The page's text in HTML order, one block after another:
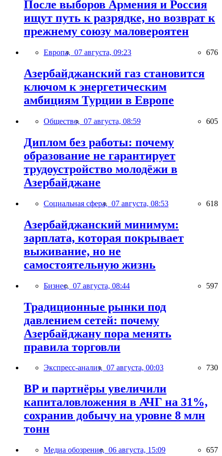
После выборов Армения и Россия
ищут путь к разрядке, но возврат к
прежнему союзу маловероятен
Европа, 07 августа, 09:23 676
Азербайджанский газ становится
ключом к энергетическим
амбициям Турции в Европе
Общество, 07 августа, 08:59 605
Диплом без работы: почему
образование не гарантирует
трудоустройство молодёжи в
Азербайджане
Социальная сфера, 07 августа, 08:53 618
Азербайджанский минимум:
зарплата, которая покрывает
выживание, но не
самостоятельную жизнь
Бизнес, 07 августа, 08:44 597
Традиционные рынки под
давлением сетей: почему
Азербайджану пора менять
правила торговли
Экспресс-анализ, 07 августа, 00:03 730
BP и партнёры увеличили
капиталовложения в АЧГ на 31%,
сохранив добычу на уровне 8 млн
тонн
Медиа обозрение, 06 августа, 15:09 657